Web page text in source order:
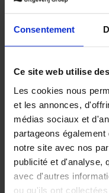
Consentement
Ce site web utilise
Les cookies nous
et les annonces,
médias sociaux et
partageons
notre site avec nos
publicité et d'analyse,
avec d'autres
ou qu'ils ont
Clo
€